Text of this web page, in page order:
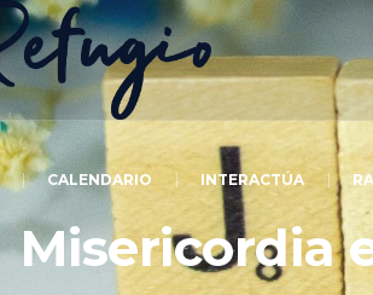
CALENDARIO INTERACTÚA
Misericordia